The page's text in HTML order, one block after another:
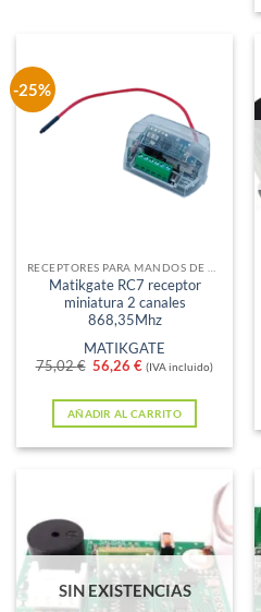
-25%
Matikgate RC7 receptor
miniatura 2 canales
868,35Mhz
MATIKGATE
75,02€ El
original
era:
75,02 €.
56,26€El
actual
es:
56,26 €.
(IVA incluido)
AÑADIR AL CARRITO
SIN EXISTENCIAS